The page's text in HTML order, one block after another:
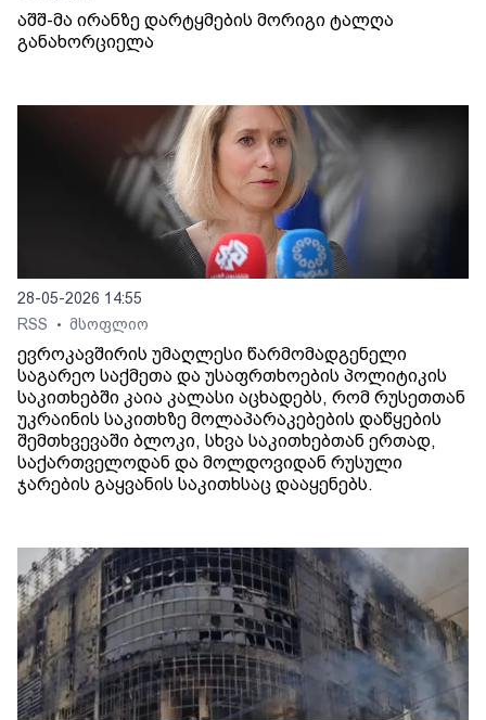
აშშ-მა ირანზე დარტყმების მორიგი ტალღა
განახორციელა
28-05-2026 14:55
RSS
• მსოფლიო
ევროკავშირის უმაღლესი წარმომადგენელი
საგარეო საქმეთა და უსაფრთხოების პოლიტიკის
საკითხებში კაია კალასი აცხადებს, რომ რუსეთთან
უკრაინის საკითხზე მოლაპარაკებების დაწყების
შემთხვევაში ბლოკი, სხვა საკითხებთან ერთად,
საქართველოდან და მოლდოვიდან რუსული
ჯარების გაყვანის საკითხსაც დააყენებს.